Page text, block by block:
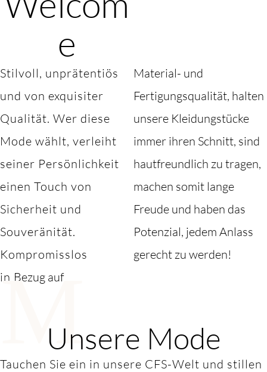
e
Stilvoll, unprätentiös
und von exquisiter
Qualität. Wer diese
Mode wählt, verleiht
seiner Persönlichkeit
einen Touch von
Sicherheit und
Souveränität.
Kompromisslos
in Bezug auf
Material- und
Fertigungsqualität, halten
unsere Kleidungstücke
immer ihren Schnitt, sind
hautfreundlich zu tragen,
machen somit lange
Freude und haben das
Potenzial, jedem Anlass
gerecht zu werden!
MUnsere Mode
Tauchen Sie ein in unsere CFS-Welt und stillen